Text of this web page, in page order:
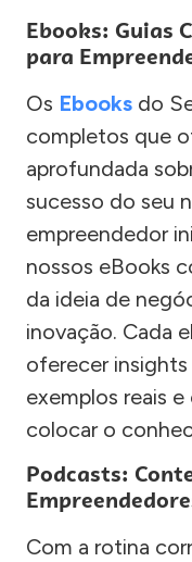
Ebooks: Guias
para
Os Ebooks do
completos que
aprofundada
sucesso do seu
empreendedor
nossos eBooks
da ideia de
inovação. Cada
oferecer
exemplos reais
colocar o
Podcasts:
Com a rotina